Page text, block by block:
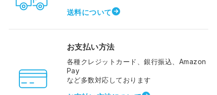
送料について
お支払い方法
各種クレジットカード、銀行振込、Amazon
Pay
など多数対応しております